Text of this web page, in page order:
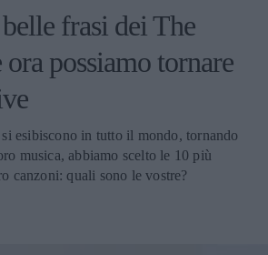
frasi dei The
ora possiamo tornare
esibiscono in tutto il mondo, tornando
musica, abbiamo scelto le 10 più
canzoni: quali sono le vostre?